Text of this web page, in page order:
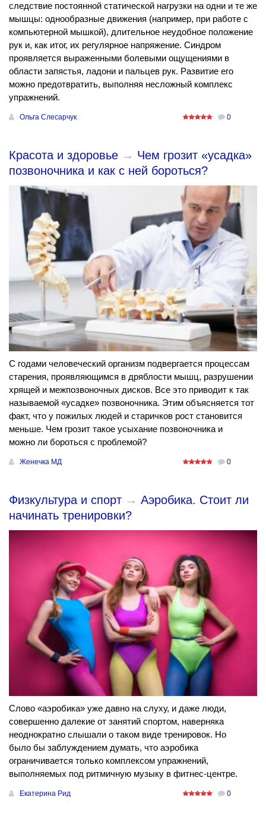
следствие постоянной статической нагрузки на одни и те же
мышцы: однообразные движения (например, при работе с
компьютерной мышкой), длительное неудобное положение
рук и, как итог, их регулярное напряжение. Синдром
проявляется выраженными болевыми ощущениями в
области запястья, ладони и пальцев рук. Развитие его
можно предотвратить, выполняя несложный комплекс
упражнений.
Ольга Слесарчук 0
Красота и здоровье → Чем грозит «усадка»
позвоночника и как с ней бороться?
С годами человеческий организм подвергается процессам
старения, проявляющимся в дряблости мышц, разрушении
хрящей и межпозвоночных дисков. Все это приводит к так
называемой «усадке» позвоночника. Этим объясняется тот
факт, что у пожилых людей и старичков рост становится
меньше. Чем грозит такое усыхание позвоночника и
можно ли бороться с проблемой?
Женечка МД 0
Физкультура и спорт → Аэробика. Стоит ли
начинать тренировки?
Слово «аэробика» уже давно на слуху, и даже люди,
совершенно далекие от занятий спортом, наверняка
неоднократно слышали о таком виде тренировок. Но
было бы заблуждением думать, что аэробика
ограничивается только комплексом упражнений,
выполняемых под ритмичную музыку в фитнес-центре.
Екатерина Рид 0